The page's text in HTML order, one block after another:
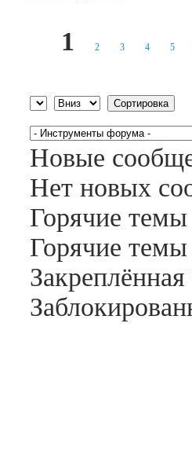
1 2 3 4 5
Сортировка по
Сортировка
Новые
Нет новых
Горячие
Горячие
Закреплённая